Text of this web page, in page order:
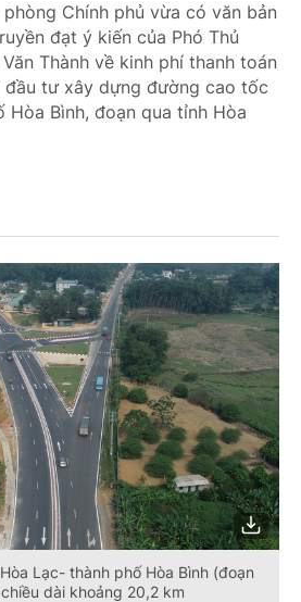
Chính phủ vừa có văn bản
đạt ý kiến của Phó Thủ
Thành về kinh phí thanh toán
đầu tư xây dựng đường cao tốc
Hòa Bình, đoạn qua tỉnh Hòa
Lạc- thành phố Hòa Bình (đoạn
dài khoảng 20,2 km